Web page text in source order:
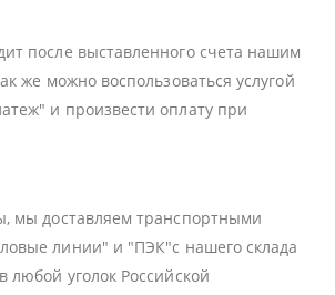
после выставленного счета нашим
же можно воспользоваться услугой
и произвести оплату при
мы доставляем транспортными
линии" и "ПЭК"с нашего склада
любой уголок Российской